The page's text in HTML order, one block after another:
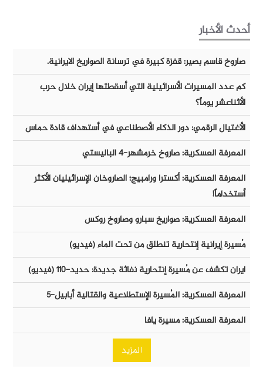
أحدث الأخبار
صاروخ قاسم بصير: قفزة كبيرة في ترسانة الصواريخ الايرانية.
كم عدد المسيرات الأسرائيلية التي أسقطتها إيران خلال حرب
الأثناعشر يوماً؟
الأغتيال الرقمي: دور الذكاء الأصطناعي في أستهداف قادة حماس
المعرفة العسكرية: صاروخ خرمشهر-٤ الباليستي
المعرفة العسكرية: أكسترا ورامبيج؛ الصاروخان الإسرائيليان الأكثر
أستخداماً!
المعرفة العسكرية: صواريخ سبارو وصاروخ روكس
مُسيرة إيرانية إنتحارية تنطلق من تحت الماء (فيديو)
ايران تكشف عن مُسيرة إنتحارية نفاثة جديدة: حديد-١١٠ (فيديو)
المعرفة العسكرية: المُسيرة الإستطلاعية والقتالية أبابيل-٥
المعرفة العسكرية: مسيرة يافا
المزيد